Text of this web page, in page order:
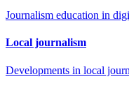
Journalism education in
Local journalism
Developments in local